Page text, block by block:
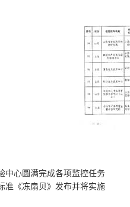
中心圆满完成各项监控任务
准《冻扇贝》发布并将实施